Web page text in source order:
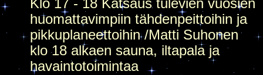
Klo 17 - 18 Katsaus tulevien vuosien
huomattavimpiin tähdenpeittoihin ja
pikkuplaneettoihin /Matti Suhonen
klo 18 alkaen sauna, iltapala ja
havaintotoimintaa